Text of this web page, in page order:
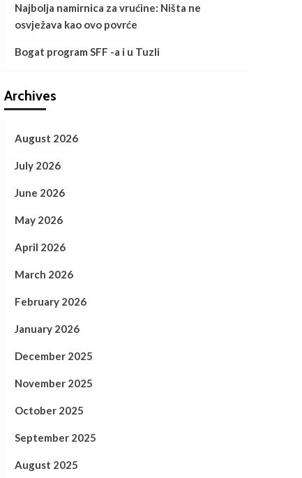
Najbolja namirnica za vrućine: Ništa ne
osvježava kao ovo povrće
Bogat program SFF -a i u Tuzli
Archives
August 2026
July 2026
June 2026
May 2026
April 2026
March 2026
February 2026
January 2026
December 2025
November 2025
October 2025
September 2025
August 2025